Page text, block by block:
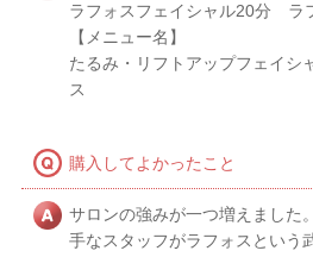
ラフォスフェイシャル20分 ラ
【メニュー名】
たるみ・リフトアップフェイシ
ス
購入してよかったこと
サロンの強みが一つ増えました
手なスタッフがラフォスという